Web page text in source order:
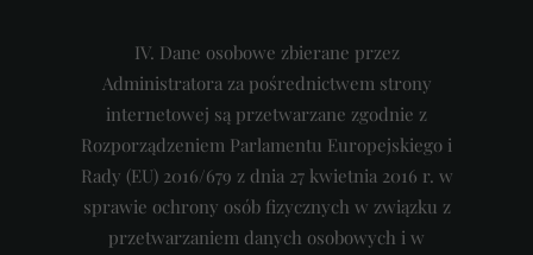
IV. Dane osobowe zbierane przez
Administratora za pośrednictwem strony
internetowej są przetwarzane zgodnie z
Rozporządzeniem Parlamentu Europejskiego i
Rady (EU) 2016/679 z dnia 27 kwietnia 2016 r. w
sprawie ochrony osób fizycznych w związku z
przetwarzaniem danych osobowych i w